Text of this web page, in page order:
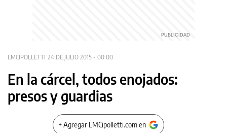
LMCIPOLLETTI 24 DE JULIO 2015 - 00:00
En la cárcel, todos enojados:
presos y guardias
+ Agregar LMCipolletti.com en